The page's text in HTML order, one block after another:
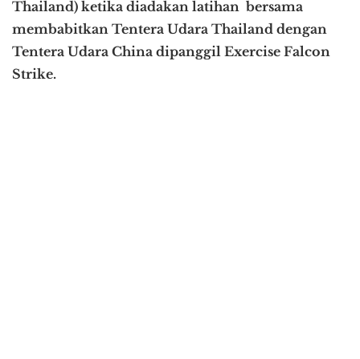
Thailand) ketika diadakan latihan bersama
membabitkan Tentera Udara Thailand dengan
Tentera Udara China dipanggil Exercise Falcon
Strike.